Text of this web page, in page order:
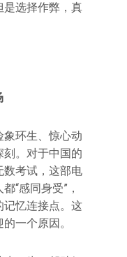
是选择作弊，真
环生、惊心动
。对于中国的
数考试，这部电
“感同身受”，
记忆连接点。这
一个原因。